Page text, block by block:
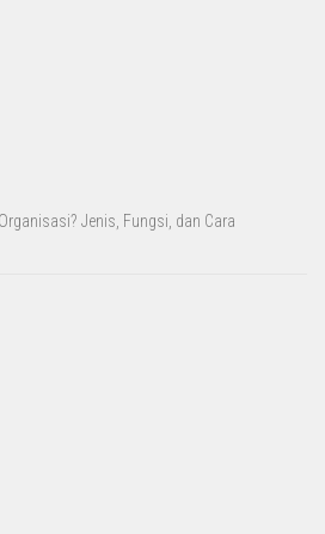
Jenis, Fungsi, dan Cara